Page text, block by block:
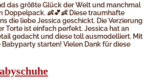
das größte Glück der Welt und manchmal
Doppelpack. 👶💕👶 Diese traumhafte
die liebe Jessica geschickt. Die Verzierung
Torte ist einfach perfekt. Jessica hat an
gedacht und diese toll ausmodelliert. Mit
Babyparty starten! Vielen Dank für diese